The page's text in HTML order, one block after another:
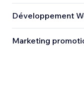
Développement
Marketing